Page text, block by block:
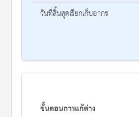
วันที่สิ้นสุดเรียกเก็บอากร
ขั้นตอนการแก้ต่าง